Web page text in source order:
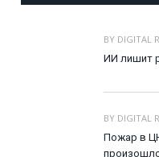
BY DIGITAL
ИИ лишит
BY DIGITAL
Пожар в